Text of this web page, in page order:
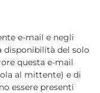
e-mail e negli
disponibilità del solo
questa e-mail
al mittente) e di
essere presenti